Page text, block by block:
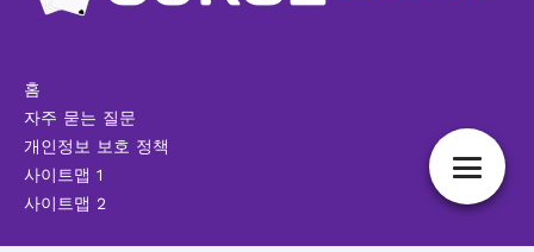
홈
자주 묻는 질문
개인정보 보호 정책
사이트맵 1
사이트맵 2